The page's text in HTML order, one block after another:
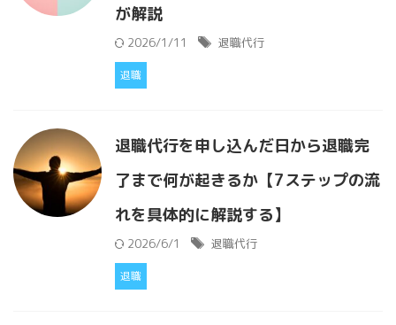
が解説
2026/1/11 退職代行
退職
退職代行を申し込んだ日から退職完
了まで何が起きるか【7ステップの流
れを具体的に解説する】
2026/6/1 退職代行
退職